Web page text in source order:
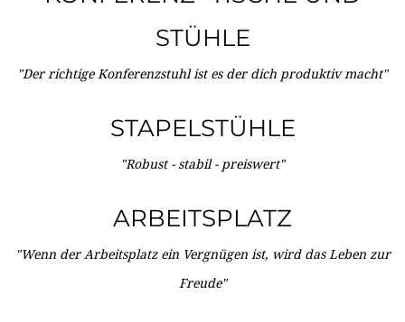
STÜHLE
"Der richtige Konferenzstuhl ist es der dich produktiv macht"
STAPELSTÜHLE
"Robust - stabil - preiswert"
ARBEITSPLATZ
"Wenn der Arbeitsplatz ein Vergnügen ist, wird das Leben zur
Freude"